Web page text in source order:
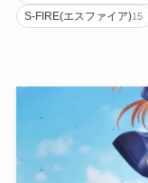
S-FIRE(エスファイア)15